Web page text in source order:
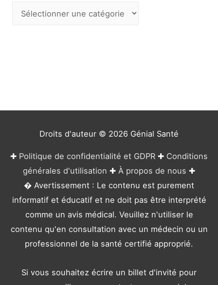
Droits d'auteur © 2026 Génial Santé
✚ Politique de confidentialité et GDPR ✚ Conditions
générales d'utilisation ✚ À propos de nous ✚
� Avertissement : Le contenu est purement
informatif et éducatif et ne doit pas être interprété
comme un avis médical. Veuillez n'utiliser le
contenu qu'en consultation avec un médecin ou un
professionnel de la santé certifié approprié.
Si vous souhaitez écrire un billet d'invité pour